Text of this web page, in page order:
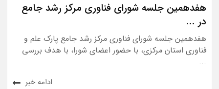
هفدهمین جلسه شورای فناوری مرکز رشد جامع
در ...
هفدهمین جلسه شورای فناوری مرکز رشد جامع پارک علم و
فناوری استان مرکزی، با حضور اعضای شورا، با هدف بررسی
...
ادامه خبر